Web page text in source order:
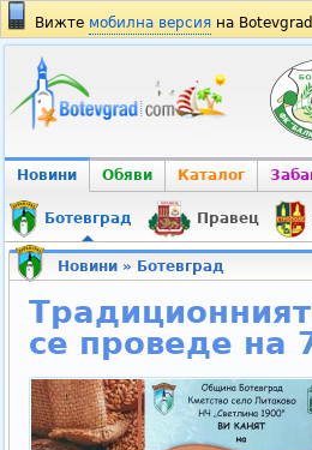
Вижте мобилна версия на
Новини Обяви Каталог
Ботевград Правец
Новини» Ботевград
се проведе на